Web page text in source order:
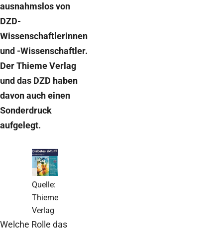
ausnahmslos von
DZD-
Wissenschaftlerinnen
und -Wissenschaftler.
Der Thieme Verlag
und das DZD haben
davon auch einen
Sonderdruck
aufgelegt.
Quelle:
Thieme
Verlag
Welche Rolle das